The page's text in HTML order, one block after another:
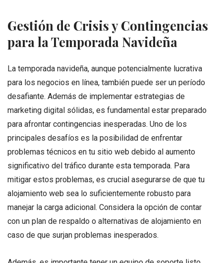
Gestión de Crisis y Contingencias
para la Temporada Navideña
La temporada navideña, aunque potencialmente lucrativa
para los negocios en línea, también puede ser un período
desafiante. Además de implementar estrategias de
marketing digital sólidas, es fundamental estar preparado
para afrontar contingencias inesperadas. Uno de los
principales desafíos es la posibilidad de enfrentar
problemas técnicos en tu sitio web debido al aumento
significativo del tráfico durante esta temporada. Para
mitigar estos problemas, es crucial asegurarse de que tu
alojamiento web sea lo suficientemente robusto para
manejar la carga adicional. Considera la opción de contar
con un plan de respaldo o alternativas de alojamiento en
caso de que surjan problemas inesperados.